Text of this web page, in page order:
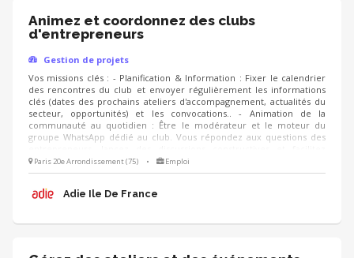
Animez et coordonnez des clubs
d'entrepreneurs
Gestion de projets
Vos missions clés : - Planification & Information : Fixer le calendrier
des rencontres du club et envoyer régulièrement les informations
clés (dates des prochains ateliers d'accompagnement, actualités du
secteur, opportunités) et les convocations.. - Animation de la
communauté au quotidien : Être le modérateur et le moteur du
groupe WhatsApp dédié au club. Vous répondez aux questions des
l'entraide entre les membres. - Suivi et Qualité : Suivre le niveau
d'engagement des membres du club, analyser les retours via des
nouvelles thématiques de rencontres.
Paris 20e Arrondissement (75) • Emploi
Adie Ile De France